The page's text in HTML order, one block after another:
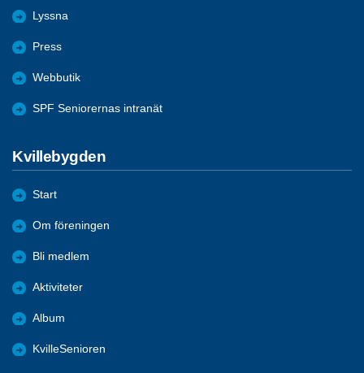
Lyssna
Press
Webbutik
SPF Seniorernas intranät
Kvillebygden
Start
Om föreningen
Bli medlem
Aktiviteter
Album
KvilleSenioren